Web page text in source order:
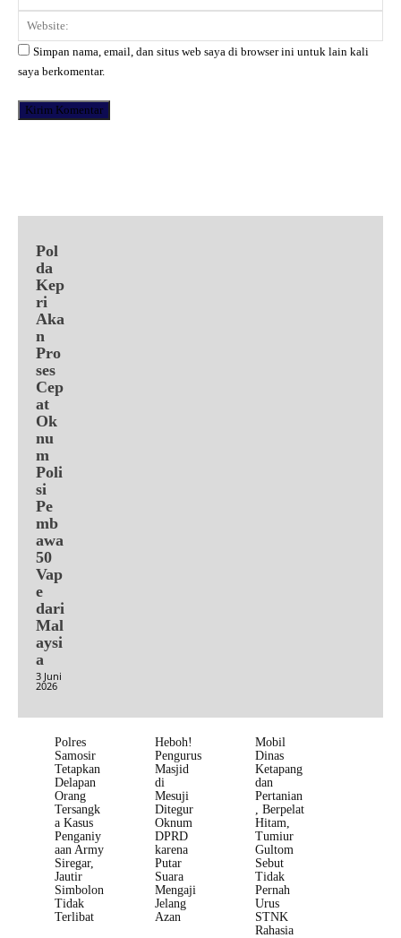
Simpan nama, email, dan situs web saya di browser ini untuk lain kali
saya berkomentar.
Pol
da
Kep
ri
Aka
n
Pro
ses
Cep
at
Ok
nu
m
Poli
si
Pe
mb
awa
50
Vap
e
dari
Mal
aysi
a
3 Juni
2026
Polres
Samosir
Tetapkan
Delapan
Orang
Tersangk
a Kasus
Penganiy
aan Army
Siregar,
Jautir
Simbolon
Tidak
Terlibat
Heboh!
Pengurus
Masjid
di
Mesuji
Ditegur
Oknum
DPRD
karena
Putar
Suara
Mengaji
Jelang
Azan
Mobil
Dinas
Ketapang
dan
Pertanian
, Berpelat
Hitam,
Tumiur
Gultom
Sebut
Tidak
Pernah
Urus
STNK
Rahasia